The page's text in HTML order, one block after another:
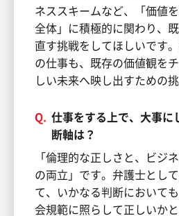
ネススキームなど、「価値
全体」に積極的に関わり、
直す挑戦をしてほしいです
の仕事も、既存の価値観を
しい未来へ映し出すための挑
Q. 仕事をする上で、大事に
断軸は？
「倫理的な正しさと、ビジ
の両立」です。弁護士とし
て、いかなる判断において
会規範に照らして正しいか